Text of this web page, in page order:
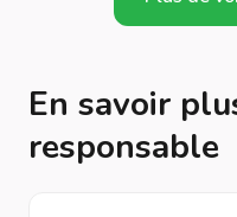
En savoir
responsable